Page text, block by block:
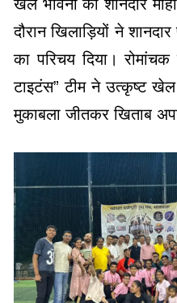
खेल भावना का शानदार
दौरान खिलाड़ियों ने
का परिचय दिया।
टाइटंस” टीम ने उत्कृष्ट
मुकाबला जीतकर खिताब